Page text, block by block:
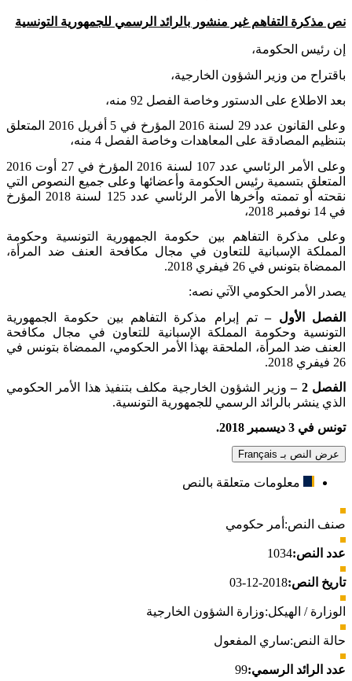
نص مذكرة التفاهم غير منشور بالرائد الرسمي للجمهورية التونسية
إن رئيس الحكومة،
باقتراح من وزير الشؤون الخارجية،
بعد الاطلاع على الدستور وخاصة الفصل 92 منه،
وعلى القانون عدد 29 لسنة 2016 المؤرخ في 5 أفريل 2016 المتعلق
بتنظيم المصادقة على المعاهدات وخاصة الفصل 4 منه،
وعلى الأمر الرئاسي عدد 107 لسنة 2016 المؤرخ في 27 أوت 2016
المتعلق بتسمية رئيس الحكومة وأعضائها وعلى جميع النصوص التي
نقحته أو تممته وآخرها الأمر الرئاسي عدد 125 لسنة 2018 المؤرخ
في 14 نوفمبر 2018،
وعلى مذكرة التفاهم بين حكومة الجمهورية التونسية وحكومة
المملكة الإسبانية للتعاون في مجال مكافحة العنف ضد المرأة،
الممضاة بتونس في 26 فيفري 2018
.
يصدر الأمر الحكومي الآتي نصه:
الفصل الأول –تم إبرام مذكرة التفاهم بين حكومة الجمهورية
التونسية وحكومة المملكة الإسبانية للتعاون في مجال مكافحة
العنف ضد المرأة، الملحقة بهذا الأمر الحكومي، الممضاة بتونس في
26 فيفري 2018
.
الفصل 2 –
وزير الشؤون الخارجية مكلف بتنفيذ هذا الأمر الحكومي
الذي ينشر بالرائد الرسمي للجمهورية التونسية.
تونس في 3 ديسمبر 2018
.
عرض النص بـ Français
معلومات متعلقة بالنص
صنف النص: أمر حكومي
عدد النص:1034
تاريخ النص:2018-12-03
الوزارة / الهيكل:وزارة الشؤون الخارجية
حالة النص:ساري المفعول
عدد الرائد الرسمي:99